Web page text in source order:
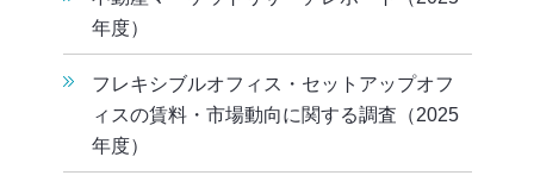
年度）
フレキシブルオフィス・セットアップオフ
ィスの賃料・市場動向に関する調査（2025
年度）